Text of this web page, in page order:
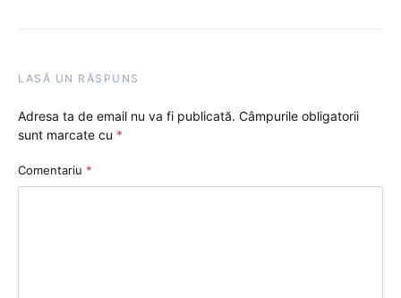
LASĂ UN RĂSPUNS
Adresa ta de email nu va fi publicată. Câmpurile obligatorii
sunt marcate cu *
Comentariu *